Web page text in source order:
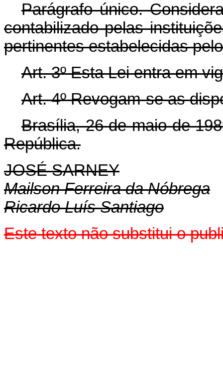
Parágrafo único.
contabilizado pelas
pertinentes estabelecidas
Art. 3º Esta Lei entra em
Art. 4º Revogam-se as
Brasília, 26 de maio de
República.
JOSÉ SARNEY
Mailson Ferreira da Nóbrega
Ricardo Luís Santiago
Este texto não substitui o